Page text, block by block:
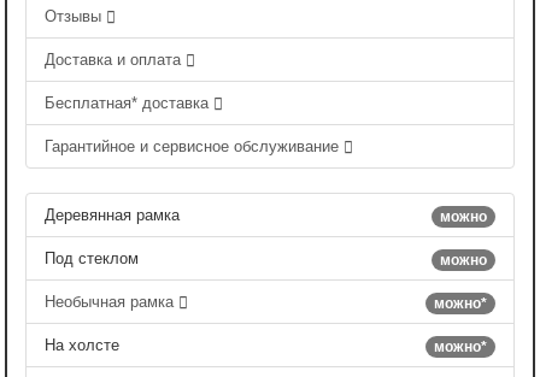
Отзывы
Доставка и оплата
Бесплатная* доставка
Гарантийное и сервисное обслуживание
можно
Деревянная рамка
можно
Под стеклом
можно*
Необычная рамка
можно*
На холсте